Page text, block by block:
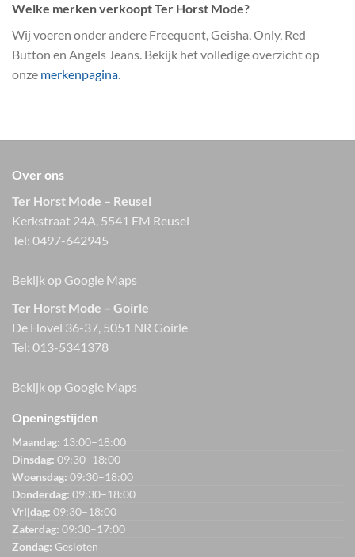
Welke merken verkoopt Ter Horst Mode?
Wij voeren onder andere Freequent, Geisha, Only, Red
Button en Angels Jeans. Bekijk het volledige overzicht op
onze merkenpagina.
Over ons
Ter Horst Mode – Reusel
Kerkstraat 24A, 5541 EM Reusel
Tel: 0497-642945
Bekijk op Google Maps
Ter Horst Mode – Goirle
De Hovel 36-37, 5051 NR Goirle
Tel: 013-5341378
Bekijk op Google Maps
Openingstijden
Maandag: 13:00–18:00
Dinsdag: 09:30–18:00
Woensdag: 09:30–18:00
Donderdag: 09:30–18:00
Vrijdag: 09:30–18:00
Zaterdag: 09:30–17:00
Zondag: Gesloten